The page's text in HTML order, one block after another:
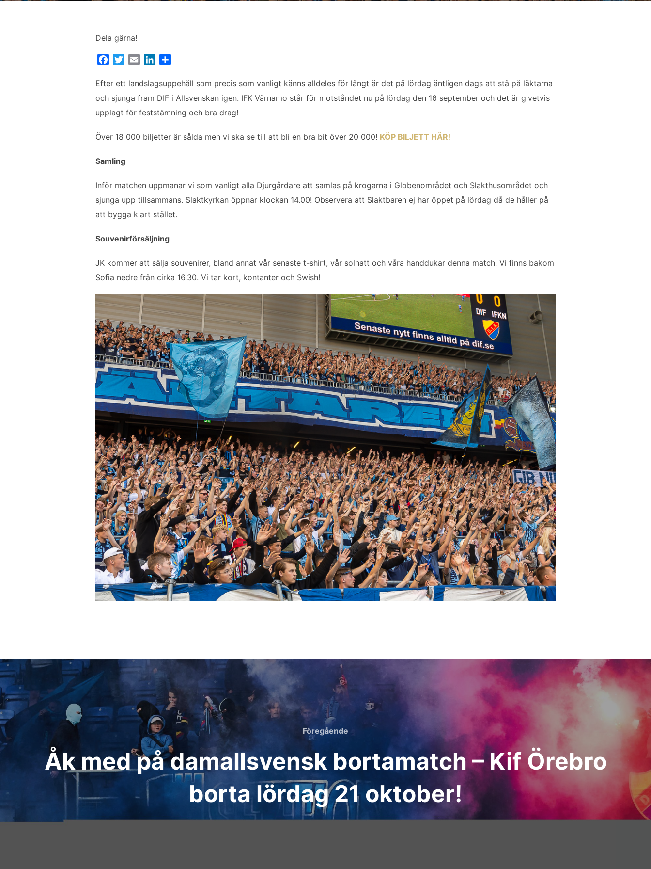
Dela gärna!
c
e
o
k
i
t
e
a
i
n
k
d
n
l
a
Efter ett landslagsuppehåll som precis som vanligt känns alldeles för långt är det på lördag äntligen dags att stå på läktarna
och sjunga fram DIF i Allsvenskan igen. IFK Värnamo står för motståndet nu på lördag den 16 september och det är givetvis
upplagt för feststämning och bra drag!
Över 18 000 biljetter är sålda men vi ska se till att bli en bra bit över 20 000! KÖP BILJETT HÄR!
Samling
Inför matchen uppmanar vi som vanligt alla Djurgårdare att samlas på krogarna i Globenområdet och Slakthusområdet och
sjunga upp tillsammans. Slaktkyrkan öppnar klockan 14.00! Observera att Slaktbaren ej har öppet på lördag då de håller på
att bygga klart stället.
Souvenirförsäljning
JK kommer att sälja souvenirer, bland annat vår senaste t-shirt, vår solhatt och våra handdukar denna match. Vi finns bakom
Sofia nedre från cirka 16.30. Vi tar kort, kontanter och Swish!
Inläggsnavigering
Föregående
Föregående
Åk med på damallsvensk bortamatch – Kif Örebro
borta lördag 21 oktober!